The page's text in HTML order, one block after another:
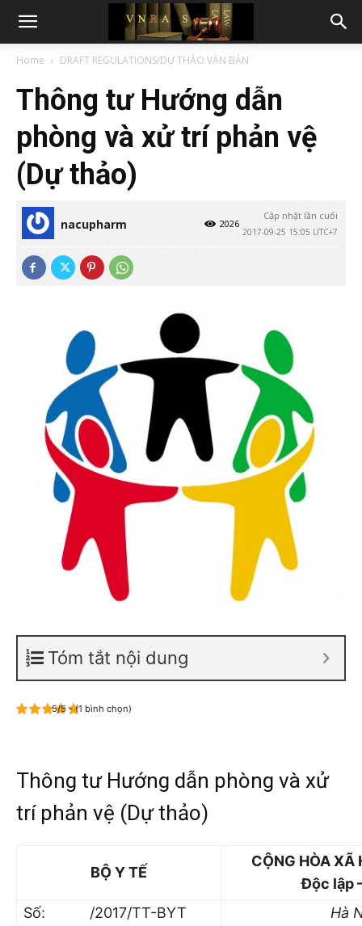
Home DRAFT REGULATIONS/DỰ THẢO VĂN BẢN
Thông tư Hướng dẫn
phòng và xử trí phản vệ
(Dự thảo)
nacupharm
Cập nhật lần cuối
2017-09-25 15:05 UTC+7
2026
Tóm tắt nội dung
5/5 - (1 bình chọn)
Thông tư Hướng dẫn phòng và xử
trí phản vệ (Dự thảo)
BỘ Y TẾ
CỘNG HÒA XÃ
Độc lập
Số: /2017/TT-BYT
Hà